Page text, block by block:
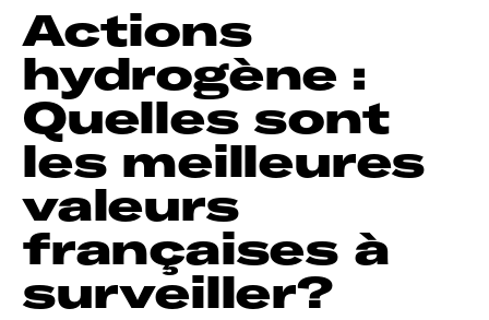
Actions
hydrogène :
Quelles sont
les meilleures
valeurs
françaises à
surveiller?